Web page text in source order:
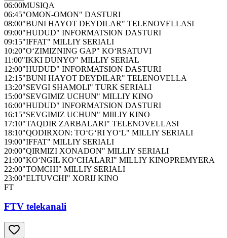
06:00MUSIQA
06:45"OMON-OMON" DASTURI
08:00"BUNI HAYOT DEYDILAR" TELENOVELLASI
09:00"HUDUD" INFORMATSION DASTURI
09:15"IFFAT" MILLIY SERIALI
10:20"O‘ZIMIZNING GAP" KO‘RSATUVI
11:00"IKKI DUNYO" MILLIY SERIAL
12:00"HUDUD" INFORMATSION DASTURI
12:15"BUNI HAYOT DEYDILAR" TELENOVELLA
13:20"SEVGI SHAMOLI" TURK SERIALI
15:00"SEVGIMIZ UCHUN" MILLIY KINO
16:00"HUDUD" INFORMATSION DASTURI
16:15"SEVGIMIZ UCHUN" MIlLIY KINO
17:10"TAQDIR ZARBALARI" TELENOVELLASI
18:10"QODIRXON: TO‘G‘RI YO‘L" MILLIY SERIALI
19:00"IFFAT" MILLIY SERIALI
20:00"QIRMIZI XONADON" MILLIY SERIALI
21:00"KO‘NGIL KO‘CHALARI" MILLIY KINOPREMYERA
22:00"TOMCHI" MILLIY SERIALI
23:00"ELTUVCHI" XORIJ KINO
FT
FTV telekanali